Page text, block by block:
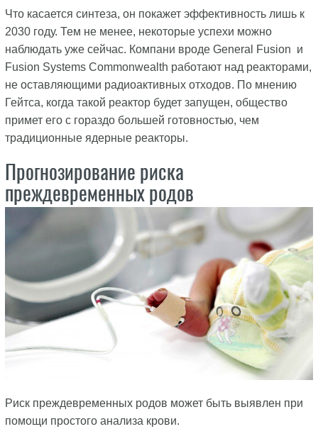
Что касается синтеза, он покажет эффективность лишь к
2030 году. Тем не менее, некоторые успехи можно
наблюдать уже сейчас. Компани вроде General Fusion и
Fusion Systems Commonwealth работают над реакторами,
не оставляющими радиоактивных отходов. По мнению
Гейтса, когда такой реактор будет запущен, общество
примет его с гораздо большей готовностью, чем
традиционные ядерные реакторы.
Прогнозирование риска
преждевременных родов
Риск преждевременных родов может быть выявлен при
помощи простого анализа крови.